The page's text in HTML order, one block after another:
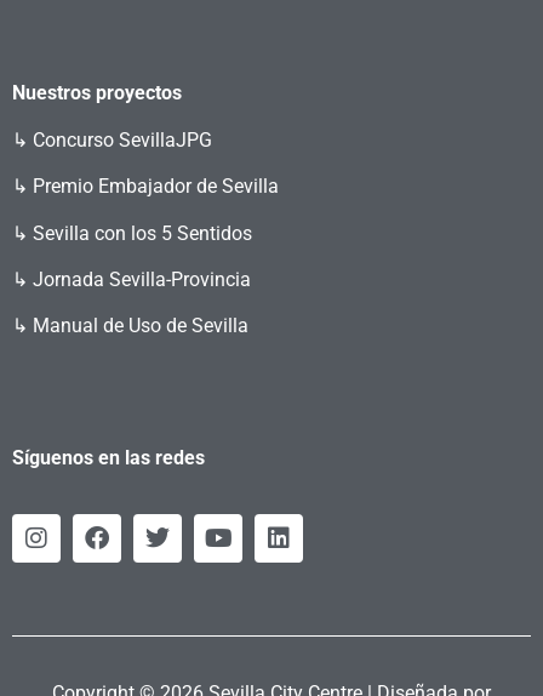
Nuestros proyectos
↳ Concurso SevillaJPG
↳ Premio Embajador de Sevilla
↳ Sevilla con los 5 Sentidos
↳ Jornada Sevilla-Provincia
↳ Manual de Uso de Sevilla
Síguenos en las redes